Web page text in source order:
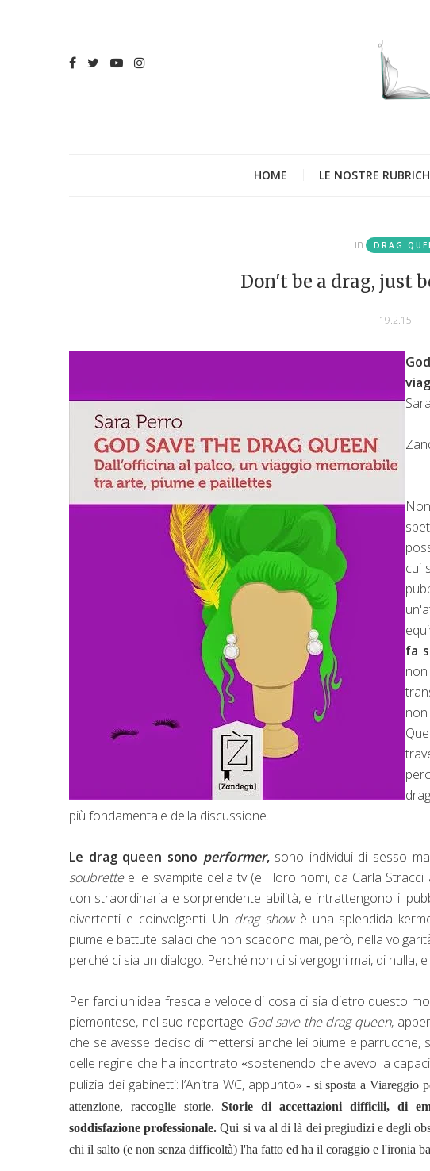
HOME LE NOSTRE
in DRAG
Don't be a drag, just
19.2.15 -
cui
fa
più fondamentale della discussione.
Le drag queen sono performer,sono individui di sesso
soubrette e le svampite della tv (e i loro nomi, da Carla
con straordinaria e sorprendente abilità, e intrattengono il
divertenti e coinvolgenti. Un drag showè una splendida
piume e battute salaci che non scadono mai, però, nella
perché ci sia un dialogo. Perché non ci si vergogni mai, di nulla,
Per farci un'idea fresca e veloce di cosa ci sia dietro questo
piemontese, nel suo reportage God save the drag queen,
che se avesse deciso di mettersi anche lei piume e
delle regine che ha incontrato «sostenendo che avevo la
pulizia dei gabinetti: l’Anitra WC, appunto» - si sposta a Viareggio
attenzione, raccoglie storie.Storie di accettazioni difficili, di
soddisfazione professionale.Qui si va al di là dei pregiudizi e degli
chi il salto (e non senza difficoltà) l'ha fatto ed ha il coraggio e l'ironia